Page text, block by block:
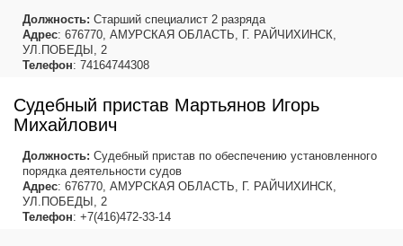
Должность: Старший специалист 2 разряда
Адрес: 676770, АМУРСКАЯ ОБЛАСТЬ, Г. РАЙЧИХИНСК,
УЛ.ПОБЕДЫ, 2
Телефон: 74164744308
Судебный пристав Мартьянов Игорь
Михайлович
Должность: Судебный пристав по обеспечению установленного
порядка деятельности судов
Адрес: 676770, АМУРСКАЯ ОБЛАСТЬ, Г. РАЙЧИХИНСК,
УЛ.ПОБЕДЫ, 2
Телефон: +7(416)472-33-14